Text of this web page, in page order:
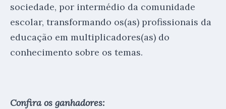
sociedade, por intermédio da comunidade
escolar, transformando os(as) profissionais da
educação em multiplicadores(as) do
conhecimento sobre os temas.
Confira os ganhadores: